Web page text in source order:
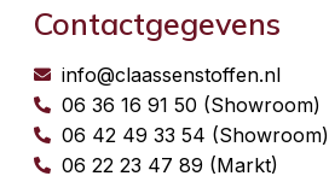
Contactgegevens
info@claassenstoffen.nl
06 36 16 91 50 (Showroom)
06 42 49 33 54 (Showroom)
06 22 23 47 89 (Markt)